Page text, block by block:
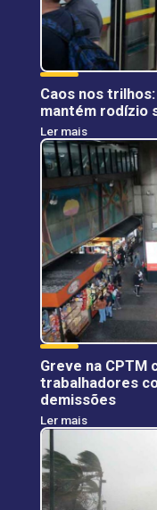
Caos nos
mantém rodízio
Ler mais
Greve na CPTM
trabalhadores
demissões
Ler mais